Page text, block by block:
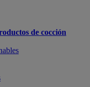
de cocción